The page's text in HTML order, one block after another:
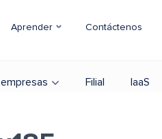
Aprender Contáctenos
Filial IaaS